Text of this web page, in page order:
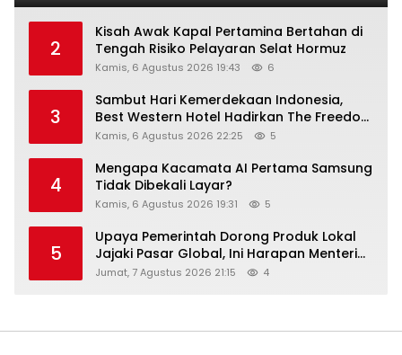
2
Kisah Awak Kapal Pertamina Bertahan di
Tengah Risiko Pelayaran Selat Hormuz
Kamis, 6 Agustus 2026 19:43 6
3
Sambut Hari Kemerdekaan Indonesia,
Best Western Hotel Hadirkan The Freedom
Stay Diskon Hingga 45%
Kamis, 6 Agustus 2026 22:25 5
4
Mengapa Kacamata AI Pertama Samsung
Tidak Dibekali Layar?
Kamis, 6 Agustus 2026 19:31 5
5
Upaya Pemerintah Dorong Produk Lokal
Jajaki Pasar Global, Ini Harapan Menteri
Perindustrian RI Lewat ILT dan IGT Expo
Jumat, 7 Agustus 2026 21:15 4